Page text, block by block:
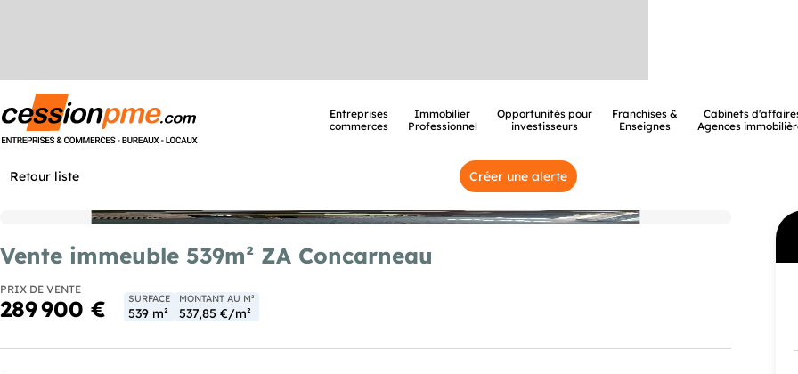
Entreprises
commerces
Immobilier
Professionnel
Opportunités pour
investisseurs
Franchises &
Enseignes
Cabinets
Agences
Retour liste Créer une alerte
Vente immeuble 539m² ZA Concarneau
PRIX DE VENTE
289 900 € SURFACE
539 m²
MONTANT AU M²
537,85 €/m²